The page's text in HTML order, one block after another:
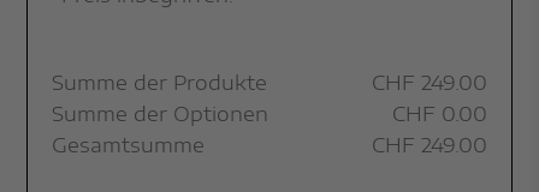
Summe der Produkte CHF 249.00
Summe der Optionen
CHF 0.00
Gesamtsumme
CHF 249.00